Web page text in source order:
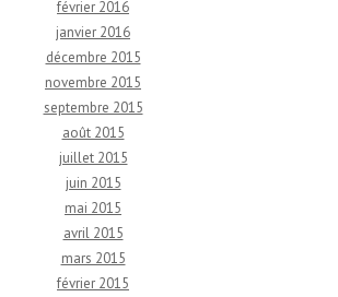
février 2016
janvier 2016
décembre 2015
novembre 2015
septembre 2015
août 2015
juillet 2015
juin 2015
mai 2015
avril 2015
mars 2015
février 2015